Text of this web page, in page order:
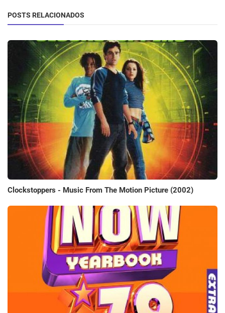
POSTS RELACIONADOS
Clockstoppers - Music From The Motion Picture (2002)